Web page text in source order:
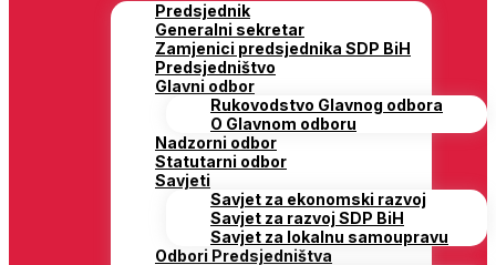
Predsjednik
Generalni sekretar
Zamjenici predsjednika SDP BiH
Predsjedništvo
Glavni odbor
Rukovodstvo Glavnog odbora
O Glavnom odboru
Nadzorni odbor
Statutarni odbor
Savjeti
Savjet za ekonomski razvoj
Savjet za razvoj SDP BiH
Savjet za lokalnu samoupravu
Odbori Predsjedništva